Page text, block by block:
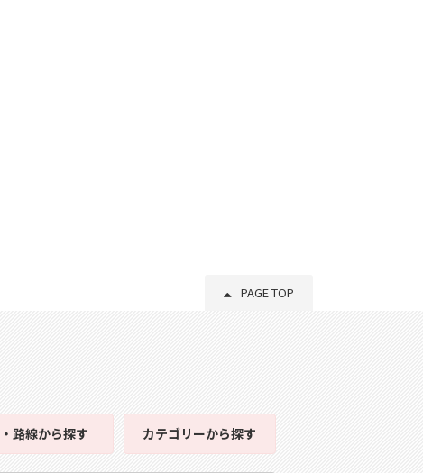
PAGE TOP
路線から探す カテゴリーから探す